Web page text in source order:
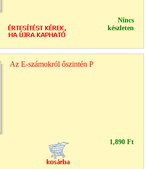
Nincs
készleten
Az E-számokról őszintén P
1,890 Ft